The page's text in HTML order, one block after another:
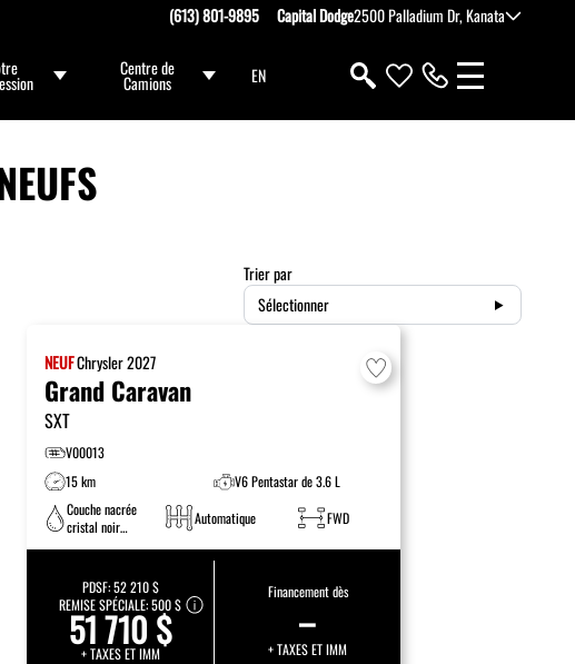
(613) 801-9895 Capital Dodge2500 Palladium Dr, Kanata
Centre de
Camions EN
Trier par
Sélectionner
NEUFChrysler2027
Grand Caravan
SXT
V00013
15 km
V6 Pentastar de 3.6 L
Couche nacrée
cristal noir
Automatique FWD
PDSF:52 210 $
REMISE SPÉCIALE:500 $
51 710 $
+ TAXES ET IMM
Financement dès
–
+ TAXES ET IMM